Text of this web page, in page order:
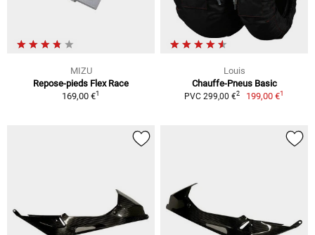
MIZU
Repose-pieds Flex Race
169,00 €1
Louis
Chauffe-Pneus Basic
PVC 299,00 €2 199,00 €1